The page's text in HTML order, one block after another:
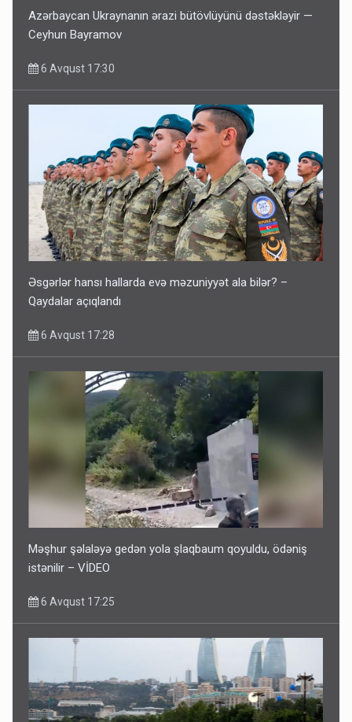
Azərbaycan Ukraynanın ərazi bütövlüyünü dəstəkləyir —
Ceyhun Bayramov
6 Avqust 17:30
Əsgərlər hansı hallarda evə məzuniyyət ala bilər? –
Qaydalar açıqlandı
6 Avqust 17:28
Məşhur şəlaləyə gedən yola şlaqbaum qoyuldu, ödəniş
istənilir – VİDEO
6 Avqust 17:25